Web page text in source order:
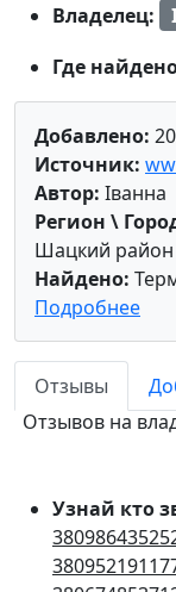
Владелец:
Где
Добавлено:
Источник:
Автор: Іванна
Регион \
Шацкий район
Найдено:
Подробнее
Отзывы
Отзывов на
Узнай кто